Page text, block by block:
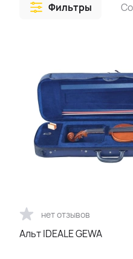
Фильтры
нет отзывов
Альт IDEALE GEWA